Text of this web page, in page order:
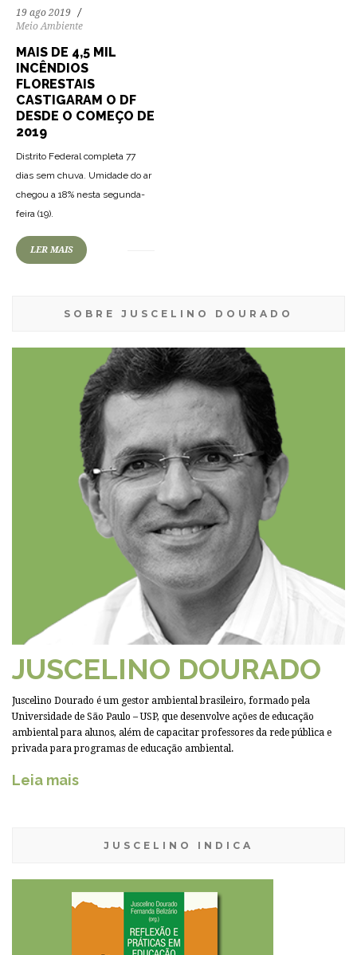
19 ago 2019
Meio Ambiente
MAIS DE 4,5 MIL
INCÊNDIOS
FLORESTAIS
CASTIGARAM O DF
DESDE O COMEÇO DE
2019
Distrito Federal completa 77
dias sem chuva. Umidade do ar
chegou a 18% nesta segunda-
feira (19).
LER MAIS
SOBRE JUSCELINO DOURADO
JUSCELINO DOURADO
Juscelino Dourado é um gestor ambiental brasileiro, formado pela
Universidade de São Paulo – USP, que desenvolve ações de educação
ambiental para alunos, além de capacitar professores da rede pública e
privada para programas de educação ambiental.
Leia mais
JUSCELINO INDICA